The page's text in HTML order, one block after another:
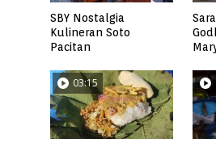
SBY Nostalgia
Kulineran Soto
Pacitan
03:15